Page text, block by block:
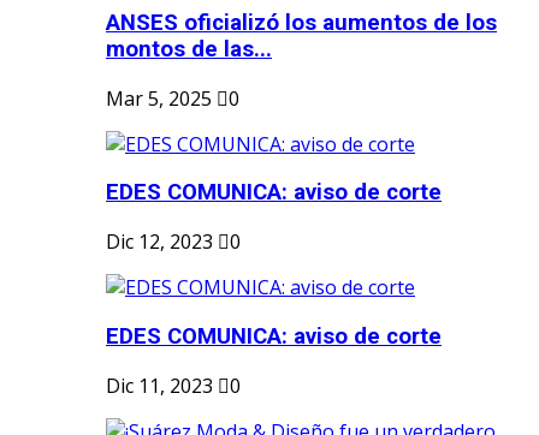
ANSES oficializó los aumentos de los
montos de las...
Mar 5, 2025
0
EDES COMUNICA: aviso de corte
Dic 12, 2023
0
EDES COMUNICA: aviso de corte
Dic 11, 2023
0